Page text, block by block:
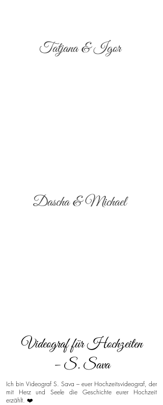
Tatjana & Igor
Dascha & Michael
Videograf für Hochzeiten
– S. Sava
Ich bin Videograf S. Sava – euer Hochzeitsvideograf, der
mit Herz und Seele die Geschichte eurer Hochzeit
erzählt. ❤️